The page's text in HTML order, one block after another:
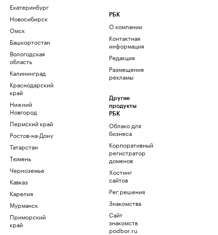
Екатеринбург
Новосибирск
Омск
Башкортостан
Вологодская
область
Калининград
Краснодарский
край
Нижний
Новгород
Пермский край
Ростов-на-Дону
Татарстан
Тюмень
Черноземье
Кавказ
Карелия
Мурманск
Приморский
край
РБК
О компании
Контактная
информация
Редакция
Размещение
рекламы
Другие
продукты
РБК
Облако для
бизнеса
Корпоративный
регистратор
доменов
Хостинг
сайтов
Рег.решения
Знакомства
Сайт
знакомств
podbor.ru